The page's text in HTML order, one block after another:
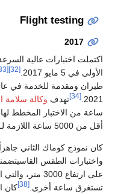
Flight testing
2017
اكتملت اختبارات عالية
الأولى في 5 مايو 2017.
[32]
[33]
طيران ومقدمة للخدمة في عام
2021.
[34] تهدف وكالة سلامة
أقل من 5000 ساعة اللازمة لـ ARJ21.
واختبارات الطقس
تستغرق ساعة أخرى.[38]
كان